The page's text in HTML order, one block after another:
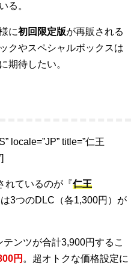
る。
に初回限定版が再販される
クやスペシャルボックスは
期待したい。
locale=”JP” title=”仁王
れているのが『仁王
3つのDLC（各1,300円）が
テンツが合計3,900円するこ
円 。超オトクな価格設定に